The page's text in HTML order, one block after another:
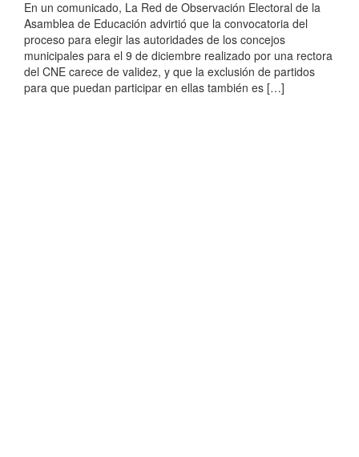
En un comunicado, La Red de Observación Electoral de la
Asamblea de Educación advirtió que la convocatoria del
proceso para elegir las autoridades de los concejos
municipales para el 9 de diciembre realizado por una rectora
del CNE carece de validez, y que la exclusión de partidos
para que puedan participar en ellas también es […]